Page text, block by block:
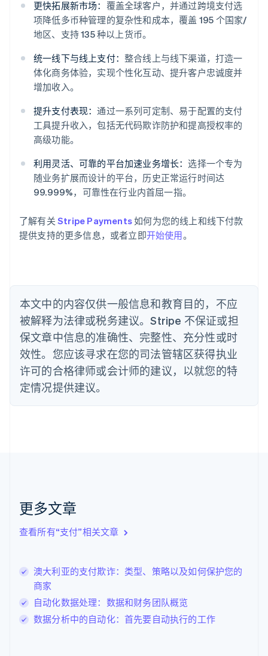
更快拓展新市场： 覆盖全球客户，并通过跨境支付选
项降低多币种管理的复杂性和成本，覆盖 195 个国家/
地区、支持 135 种以上货币。
统一线下与线上支付： 整合线上与线下渠道，打造一
体化商务体验，实现个性化互动、提升客户忠诚度并
增加收入。
提升支付表现：通过一系列可定制、易于配置的支付
工具提升收入，包括无代码欺诈防护和提高授权率的
高级功能。
利用灵活、可靠的平台加速业务增长：选择一个专为
随业务扩展而设计的平台，历史正常运行时间达
99.999%，可靠性在行业内首屈一指。
了解有关 Stripe Payments如何为您的线上和线下付款
提供支持的更多信息，或者立即开始使用。
本文中的内容仅供一般信息和教育目的，不应
被解释为法律或税务建议。Stripe 不保证或担
保文章中信息的准确性、完整性、充分性或时
效性。您应该寻求在您的司法管辖区获得执业
许可的合格律师或会计师的建议，以就您的特
定情况提供建议。
更多文章
查看所有“支付”相关文章
澳大利亚的支付欺诈：类型、策略以及如何保护您的
商家
自动化数据处理：数据和财务团队概览
数据分析中的自动化：首先要自动执行的工作
English
爱尔兰
English
English
奥地利
Deutsch English
澳大利亚
巴西
Português English
English
丹麦
English
德国
DeutschEnglish
法国
FrançaisEnglish
芬兰
EnglishSvenska
English Italiano
拉脱维亚
立陶宛
Deutsch English
卢森堡
罗马尼亚
English